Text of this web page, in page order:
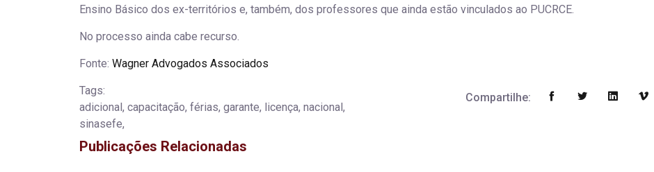
Ensino Básico dos ex-territórios e, também, dos professores que ainda estão vinculados ao PUCRCE.
No processo ainda cabe recurso.
Fonte: Wagner Advogados Associados
Tags:
adicional, capacitação, férias, garante, licença, nacional,
sinasefe,
Compartilhe:
Publicações Relacionadas